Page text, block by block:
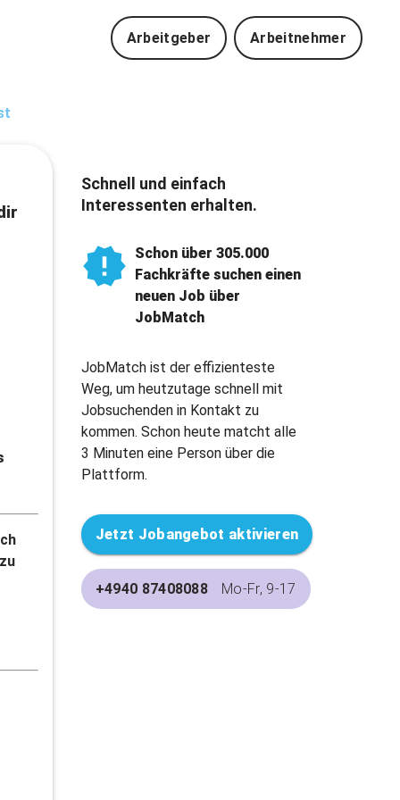
Arbeitgeber Arbeitnehmer
Schnell und einfach
Interessenten erhalten.
Schon über 305.000
Fachkräfte suchen einen
neuen Job über
JobMatch
JobMatch ist der effizienteste
Weg, um heutzutage schnell mit
Jobsuchenden in Kontakt zu
kommen. Schon heute matcht alle
3 Minuten eine Person über die
Plattform.
Jetzt Jobangebot aktivieren
+4940 87408088 Mo-Fr, 9-17